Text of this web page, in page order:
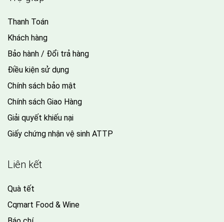
Thanh Toán
Khách hàng
Bảo hành / Đổi trả hàng
Điều kiện sử dụng
Chính sách bảo mật
Chính sách Giao Hàng
Giải quyết khiếu nại
Giấy chứng nhận vệ sinh ATTP
Liên kết
Quà tết
Cqmart Food & Wine